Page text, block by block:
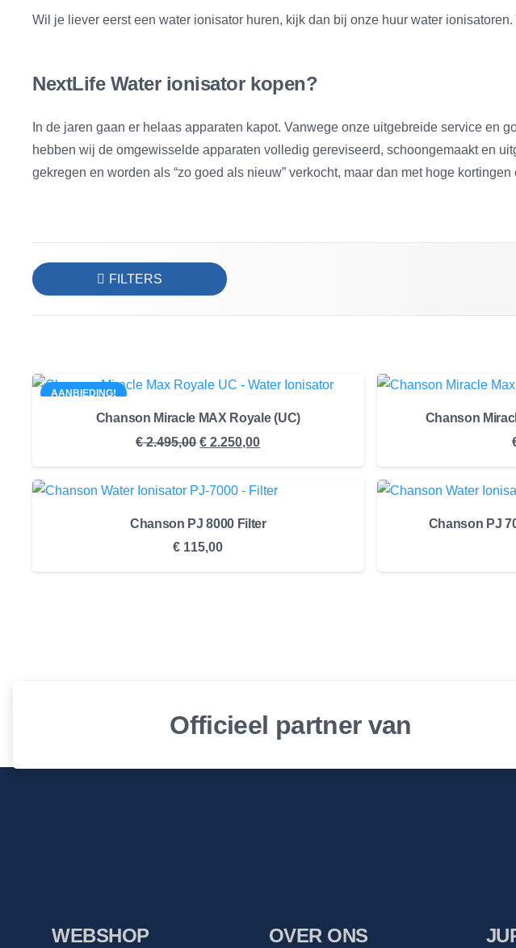
Wil je liever eerst een water ionisator huren, kijk dan bij onze huur water
NextLife Water ionisator kopen?
In de jaren gaan er helaas apparaten kapot. Vanwege onze uitgebreide service
hebben wij de omgewisselde apparaten volledig gereviseerd, schoongemaakt en
gekregen en worden als “zo goed als nieuw” verkocht, maar dan met hoge
FILTERS
AANBIEDING!
Chanson Miracle MAX Royale (UC)
€2.495,00 Oorspronkelijke
prijs
was:
€ 2.250,00Huidige
prijs
is:
Chanson
Chanson PJ 8000 Filter
€ 115,00
Chanson PJ
Officieel partner van
WEBSHOP OVER ONS